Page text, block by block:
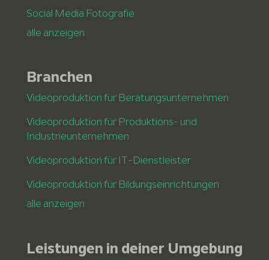
Social Media Fotografie
alle anzeigen
Branchen
Videoproduktion für Beratungsunternehmen
Videoproduktion für Produktions- und
Industrieunternehmen
Videoproduktion für IT-Dienstleister
Videoproduktion für Bildungseinrichtungen
alle anzeigen
Leistungen in deiner Umgebung